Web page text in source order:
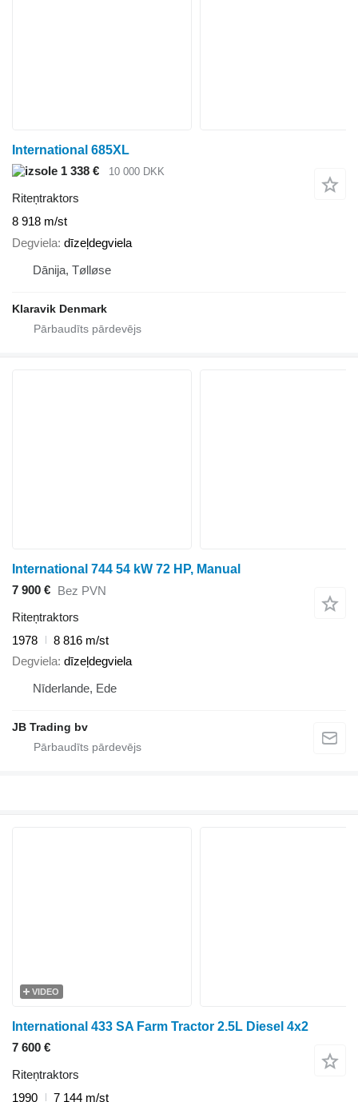
International 685XL
1 338 €
10 000 DKK
Riteņtraktors
8 918 m/st
Degviela dīzeļdegviela
Dānija, Tølløse
Klaravik Denmark
International 744 54 kW 72 HP, Manual
7 900 € Bez PVN
Riteņtraktors
1978
8 816 m/st
Degviela dīzeļdegviela
Nīderlande, Ede
JB Trading bv
VIDEO
International 433 SA Farm Tractor 2.5L Diesel 4x2
7 600 €
Riteņtraktors
1990
7 144 m/st